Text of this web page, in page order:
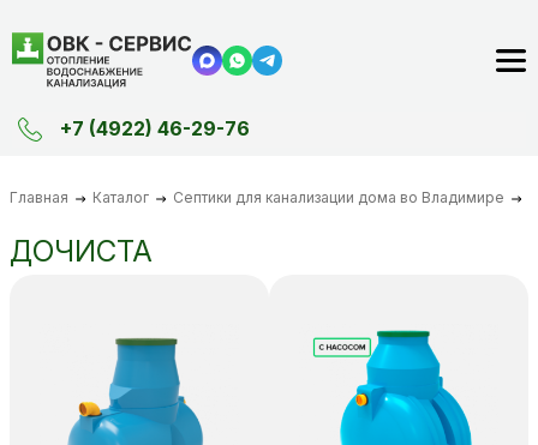
+7 (4922) 46-29-76
Главная Каталог Септики для канализации дома во Владимире
ДОЧИСТА